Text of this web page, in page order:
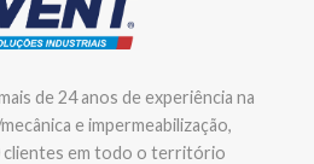
de 24 anos de experiência na
e impermeabilização,
clientes em todo o território